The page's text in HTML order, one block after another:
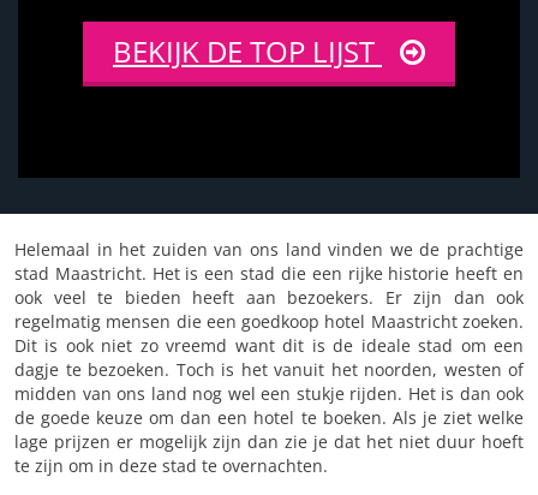
BEKIJK DE TOP LIJST
Helemaal in het zuiden van ons land vinden we de prachtige
stad Maastricht. Het is een stad die een rijke historie heeft en
ook veel te bieden heeft aan bezoekers. Er zijn dan ook
regelmatig mensen die een goedkoop hotel Maastricht zoeken.
Dit is ook niet zo vreemd want dit is de ideale stad om een
dagje te bezoeken. Toch is het vanuit het noorden, westen of
midden van ons land nog wel een stukje rijden. Het is dan ook
de goede keuze om dan een hotel te boeken. Als je ziet welke
lage prijzen er mogelijk zijn dan zie je dat het niet duur hoeft
te zijn om in deze stad te overnachten.